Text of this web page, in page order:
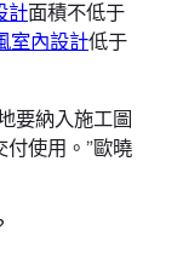
計面積不低于
室內設計低于
要納入施工圖
使用。”歐曉